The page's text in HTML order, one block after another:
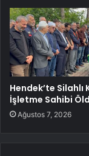
Hendek’te Silahlı
İşletme Sahibi
Ağustos 7, 2026